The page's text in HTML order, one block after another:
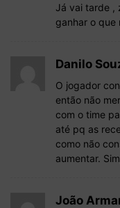
Já vai tarde ,
ganhar o que
Danilo
O jogador
então não
com o time
até pq as
como não
aumentar.
João